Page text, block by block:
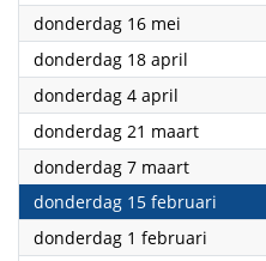
donderdag 16 mei
donderdag 18 april
donderdag 4 april
donderdag 21 maart2024
donderdag 7 maart2024
donderdag 15 februari
donderdag 1 februari